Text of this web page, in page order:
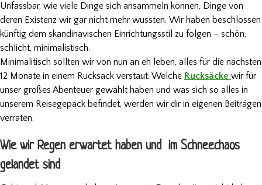
Unfassbar, wie viele Dinge sich ansammeln können, Dinge von
deren Existenz wir gar nicht mehr wussten. Wir haben beschlossen
künftig dem skandinavischen Einrichtungsstil zu folgen – schön,
schlicht, minimalistisch.
Minimalitisch sollten wir von nun an eh leben, alles für die nächsten
12 Monate in einem Rucksack verstaut. Welche Rucksäcke wir für
unser großes Abenteuer gewählt haben und was sich so alles in
unserem Reisegepäck befindet, werden wir dir in eigenen Beiträgen
verraten.
Wie wir Regen erwartet haben und im Schneechaos
gelandet sind